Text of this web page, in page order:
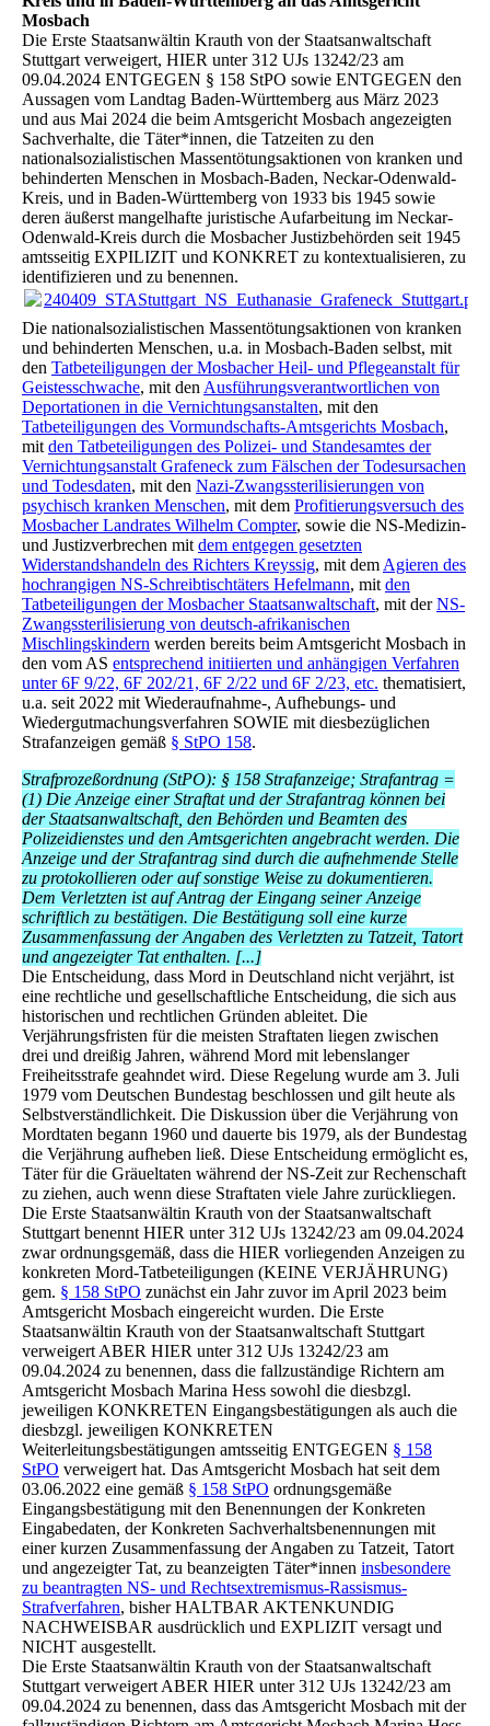
Mosbach
Die Erste Staatsanwältin Krauth von der Staatsanwaltschaft
Stuttgart verweigert, HIER unter 312 UJs 13242/23 am
09.04.2024 ENTGEGEN § 158 StPO sowie ENTGEGEN den
Aussagen vom Landtag Baden-Württemberg aus März 2023
und aus Mai 2024 die beim Amtsgericht Mosbach angezeigten
Sachverhalte, die Täter*innen, die Tatzeiten zu den
nationalsozialistischen Massentötungsaktionen von kranken und
behinderten Menschen in Mosbach-Baden, Neckar-Odenwald-
Kreis, und in Baden-Württemberg von 1933 bis 1945 sowie
deren äußerst mangelhafte juristische Aufarbeitung im Neckar-
Odenwald-Kreis durch die Mosbacher Justizbehörden seit 1945
amtsseitig EXPILIZIT und KONKRET zu kontextualisieren, zu
identifizieren und zu benennen.
240409_STAStuttgart_NS_Euthanasie_Grafeneck_Stuttgart.pdf
Die nationalsozialistischen Massentötungsaktionen von kranken
und behinderten Menschen, u.a. in Mosbach-Baden selbst, mit
den Tatbeteiligungen der Mosbacher Heil- und Pflegeanstalt für
Geistesschwache, mit den Ausführungsverantwortlichen von
Deportationen in die Vernichtungsanstalten, mit den
Tatbeteiligungen des Vormundschafts-Amtsgerichts Mosbach,
mit den Tatbeteiligungen des Polizei- und Standesamtes der
Vernichtungsanstalt Grafeneck zum Fälschen der Todesursachen
und Todesdaten, mit den Nazi-Zwangssterilisierungen von
psychisch kranken Menschen, mit dem Profitierungsversuch des
Mosbacher Landrates Wilhelm Compter, sowie die NS-Medizin-
und Justizverbrechen mit dem entgegen gesetzten
Widerstandshandeln des Richters Kreyssig, mit dem Agieren des
hochrangigen NS-Schreibtischtäters Hefelmann, mit den
Tatbeteiligungen der Mosbacher Staatsanwaltschaft, mit derNS-
Zwangssterilisierung von deutsch-afrikanischen
Mischlingskindern werden bereits beim Amtsgericht Mosbach in
den vom AS entsprechend initiierten und anhängigen Verfahren
unter 6F 9/22, 6F 202/21, 6F 2/22 und 6F 2/23, etc. thematisiert,
u.a. seit 2022 mit Wiederaufnahme-, Aufhebungs- und
Wiedergutmachungsverfahren SOWIE mit diesbezüglichen
Strafanzeigen gemäß § StPO 158.
Strafprozeßordnung (StPO): § 158 Strafanzeige; Strafantrag =
(1) Die Anzeige einer Straftat und der Strafantrag können bei
der Staatsanwaltschaft, den Behörden und Beamten des
Polizeidienstes und den Amtsgerichten angebracht werden. Die
Anzeige und der Strafantrag sind durch die aufnehmende Stelle
zu protokollieren oder auf sonstige Weise zu dokumentieren.
Dem Verletzten ist auf Antrag der Eingang seiner Anzeige
schriftlich zu bestätigen. Die Bestätigung soll eine kurze
Zusammenfassung der Angaben des Verletzten zu Tatzeit, Tatort
und angezeigter Tat enthalten. [...]
Die Entscheidung, dass Mord in Deutschland nicht verjährt, ist
eine rechtliche und gesellschaftliche Entscheidung, die sich aus
historischen und rechtlichen Gründen ableitet. Die
Verjährungsfristen für die meisten Straftaten liegen zwischen
drei und dreißig Jahren, während Mord mit lebenslanger
Freiheitsstrafe geahndet wird. Diese Regelung wurde am 3. Juli
1979 vom Deutschen Bundestag beschlossen und gilt heute als
Selbstverständlichkeit. Die Diskussion über die Verjährung von
Mordtaten begann 1960 und dauerte bis 1979, als der Bundestag
die Verjährung aufheben ließ. Diese Entscheidung ermöglicht es,
Täter für die Gräueltaten während der NS-Zeit zur Rechenschaft
zu ziehen, auch wenn diese Straftaten viele Jahre zurückliegen.
Die Erste Staatsanwältin Krauth von der Staatsanwaltschaft
Stuttgart benennt HIER unter 312 UJs 13242/23 am 09.04.2024
zwar ordnungsgemäß, dass die HIER vorliegenden Anzeigen zu
konkreten Mord-Tatbeteiligungen (KEINE VERJÄHRUNG)
gem. § 158 StPO zunächst ein Jahr zuvor im April 2023 beim
Amtsgericht Mosbach eingereicht wurden. Die Erste
Staatsanwältin Krauth von der Staatsanwaltschaft Stuttgart
verweigert ABER HIER unter 312 UJs 13242/23 am
09.04.2024 zu benennen, dass die fallzuständige Richtern am
Amtsgericht Mosbach Marina Hess sowohl die diesbzgl.
jeweiligen KONKRETEN Eingangsbestätigungen als auch die
diesbzgl. jeweiligen KONKRETEN
Weiterleitungsbestätigungen amtsseitig ENTGEGEN § 158
StPO verweigert hat. Das Amtsgericht Mosbach hat seit dem
03.06.2022 eine gemäß § 158 StPO ordnungsgemäße
Eingangsbestätigung mit den Benennungen der Konkreten
Eingabedaten, der Konkreten Sachverhaltsbenennungen mit
einer kurzen Zusammenfassung der Angaben zu Tatzeit, Tatort
und angezeigter Tat, zu beanzeigten Täter*innen insbesondere
zu beantragten NS- und Rechtsextremismus-Rassismus-
Strafverfahren, bisher HALTBAR AKTENKUNDIG
NACHWEISBAR ausdrücklich und EXPLIZIT versagt und
NICHT ausgestellt.
Die Erste Staatsanwältin Krauth von der Staatsanwaltschaft
Stuttgart verweigert ABER HIER unter 312 UJs 13242/23 am
09.04.2024 zu benennen, dass das Amtsgericht Mosbach mit der